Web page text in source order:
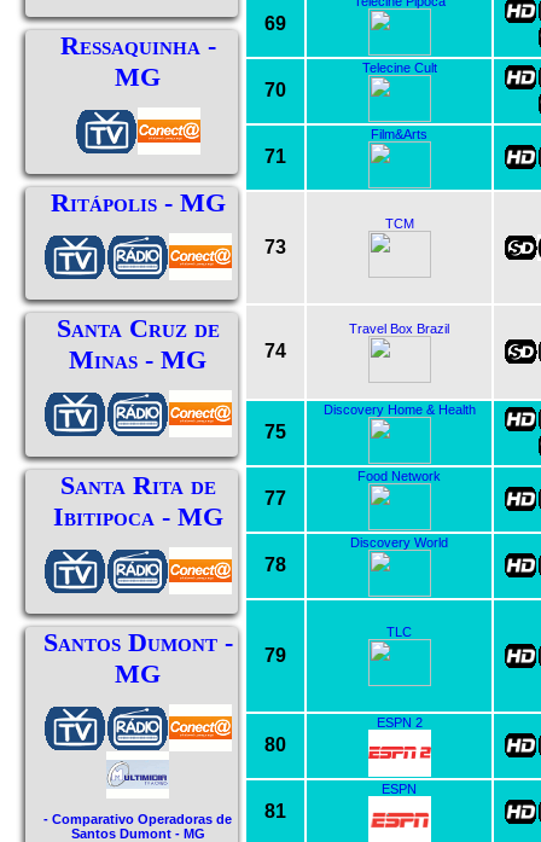
Ressaquinha -
MG
Ritápolis - MG
Santa Cruz de
Minas - MG
Santa Rita de
Ibitipoca - MG
Santos Dumont -
MG
- Comparativo Operadoras de
Santos Dumont - MG
69
70
Telecine Cult
71
Film&Arts
73
TCM
74
Travel Box Brazil
75
Discovery Home & Health
77
Food Network
78
Discovery World
79
TLC
80
ESPN 2
81
ESPN